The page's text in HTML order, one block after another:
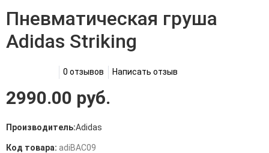
Пневматическая груша
Adidas Striking
0 отзывов Написать отзыв
2990.00 руб.
Производитель:Adidas
Код товара: adiBAC09